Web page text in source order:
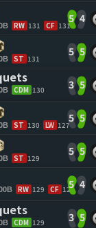
RW 131 CF 131
5 4
ST 131
5 5
CDM 130 3 5
ST 130 LW 127
5 5
ST 129
5 5
RW 129 CF 129
5 4
CDM 129 3 5